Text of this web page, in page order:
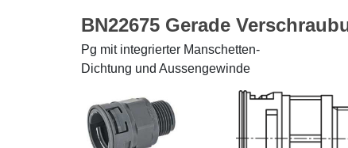
BN22675 Gerade
Pg mit integrierter Manschetten-
Dichtung und Aussengewinde